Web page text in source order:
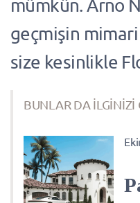
mümkün. Arno
geçmişin
size kesinlikle
BUNLAR DA İLGİNİZİ